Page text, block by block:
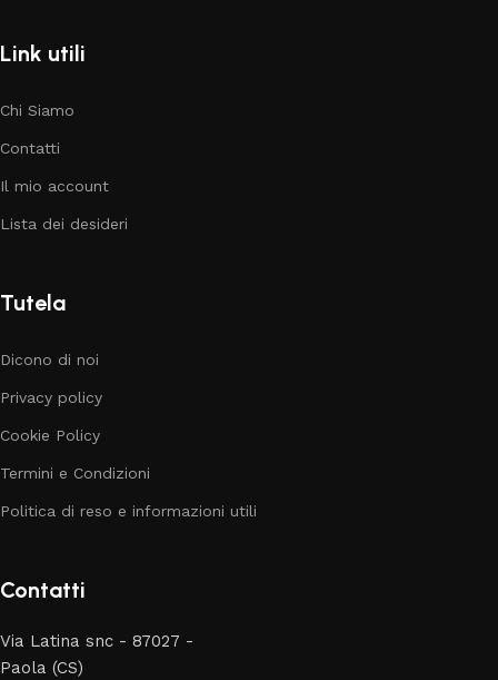
Link utili
Chi Siamo
Contatti
Il mio account
Lista dei desideri
Tutela
Dicono di noi
Privacy policy
Cookie Policy
Termini e Condizioni
Politica di reso e informazioni utili
Contatti
Via Latina snc - 87027 -
Paola (CS)